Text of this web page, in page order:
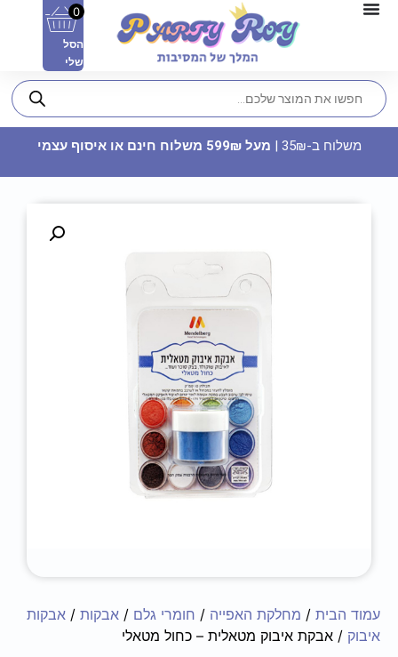
בלון מיילר - כף רגל תינוקת
19.90
0
הסל
שלי
משלוח ב-35₪ | מעל 599₪ משלוח חינם או איסוף עצמי
עמוד הבית / מחלקת האפייה / חומרי גלם / אבקות / אבקות
איבוק / אבקת איבוק מטאלית – כחול מטאלי